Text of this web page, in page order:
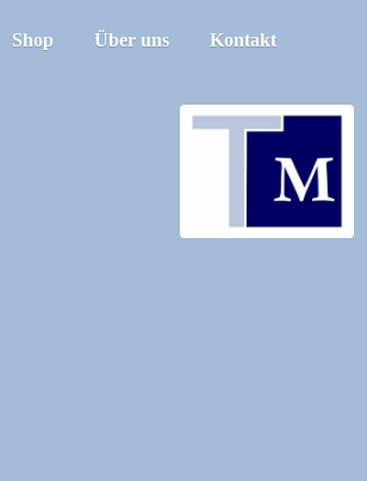
Shop Über uns Kontakt